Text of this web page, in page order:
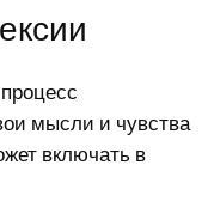
мысли и чувства
включать в